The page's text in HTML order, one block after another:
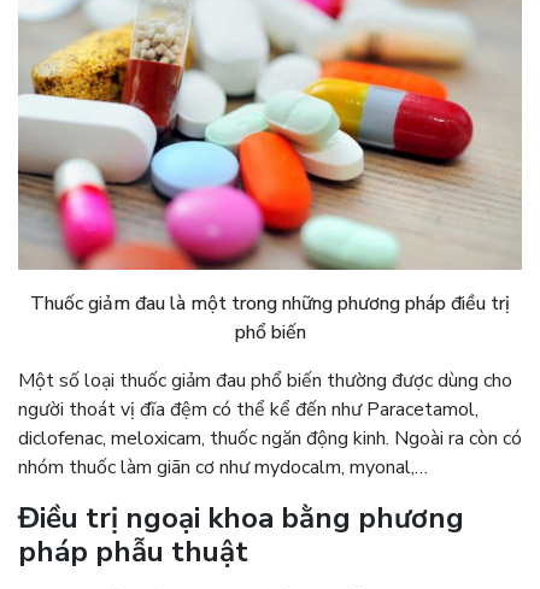
Thuốc giảm đau là một trong những phương pháp điều trị
phổ biến
Một số loại thuốc giảm đau phổ biến thường được dùng cho
người thoát vị đĩa đệm có thể kể đến như Paracetamol,
diclofenac, meloxicam, thuốc ngăn động kinh. Ngoài ra còn có
nhóm thuốc làm giãn cơ như mydocalm, myonal,…
Điều trị ngoại khoa bằng phương
pháp phẫu thuật